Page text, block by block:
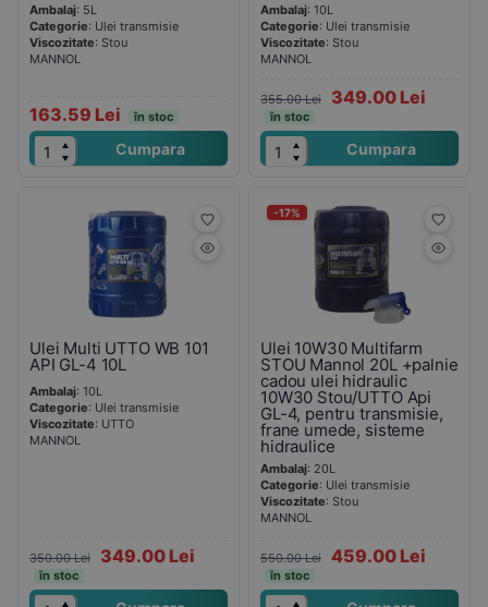
Ambalaj: 5L
Categorie: Ulei transmisie
Viscozitate: Stou
MANNOL
163.59 Lei în stoc
Cumpara
Ambalaj: 10L
Categorie: Ulei transmisie
Viscozitate: Stou
MANNOL
355.00 Lei 349.00 Lei
în stoc
Cumpara
Ulei Multi UTTO WB 101
API GL-4 10L
Ambalaj: 10L
Categorie: Ulei transmisie
Viscozitate: UTTO
MANNOL
350.00 Lei 349.00 Lei
în stoc
-17%
Ulei 10W30 Multifarm
STOU Mannol 20L +palnie
cadou ulei hidraulic
10W30 Stou/UTTO Api
GL-4, pentru transmisie,
frane umede, sisteme
hidraulice
Ambalaj: 20L
Categorie: Ulei transmisie
Viscozitate: Stou
MANNOL
550.00 Lei 459.00 Lei
în stoc